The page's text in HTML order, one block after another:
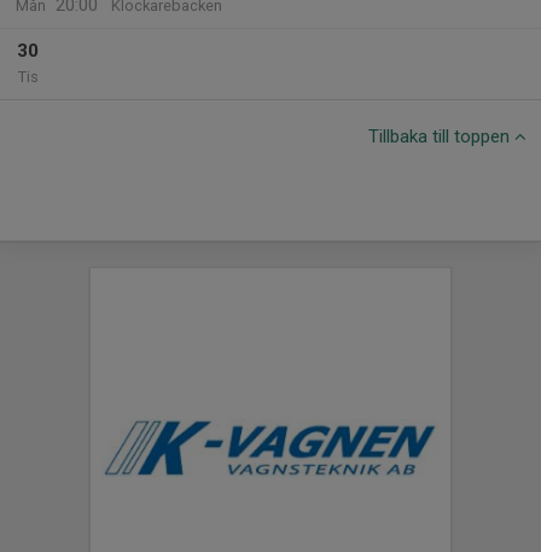
Mån
20:00
Klockarebacken
30
Tis
Tillbaka till toppen